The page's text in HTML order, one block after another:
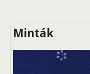
Minták